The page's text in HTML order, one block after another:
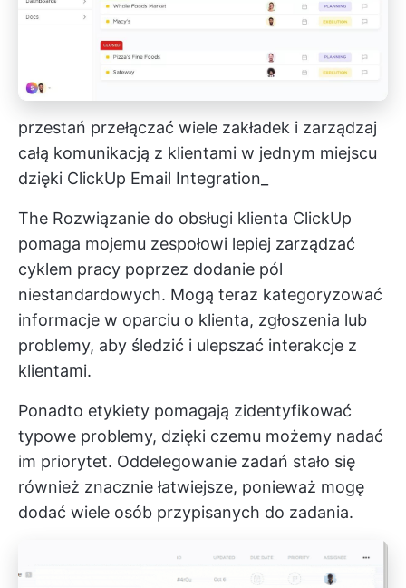
przestań przełączać wiele zakładek i zarządzaj
całą komunikacją z klientami w jednym miejscu
dzięki ClickUp Email Integration_
The Rozwiązanie do obsługi klienta ClickUp
pomaga mojemu zespołowi lepiej zarządzać
cyklem pracy poprzez dodanie pól
niestandardowych. Mogą teraz kategoryzować
informacje w oparciu o klienta, zgłoszenia lub
problemy, aby śledzić i ulepszać interakcje z
klientami.
Ponadto etykiety pomagają zidentyfikować
typowe problemy, dzięki czemu możemy nadać
im priorytet. Oddelegowanie zadań stało się
również znacznie łatwiejsze, ponieważ mogę
dodać wiele osób przypisanych do zadania.